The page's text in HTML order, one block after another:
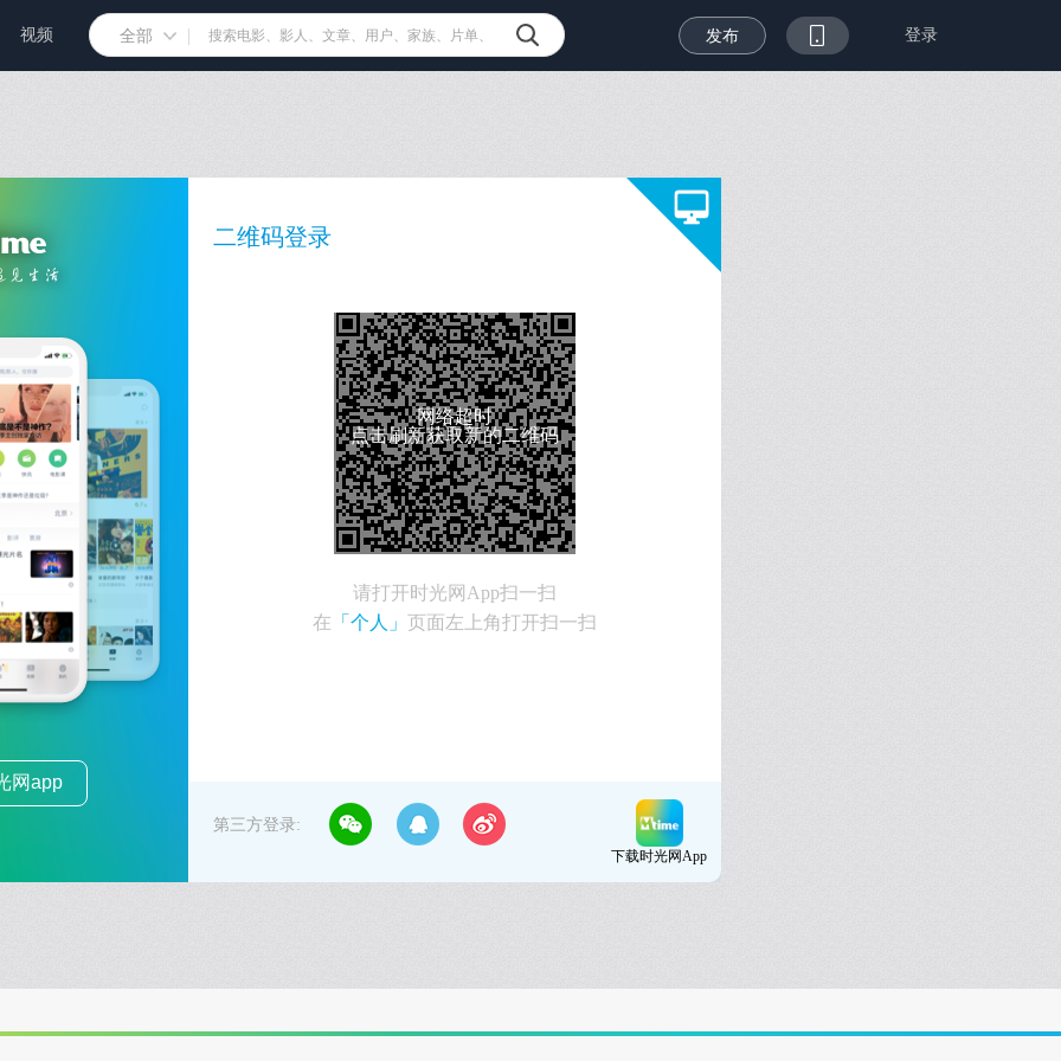
视频 全部 发布 登录
网app
二维码登录
网络超时
点击刷新获取新的二维码
请打开时光网App扫一扫
在 「个人」页面左上角打开扫一扫
第三方登录:
下载时光网App